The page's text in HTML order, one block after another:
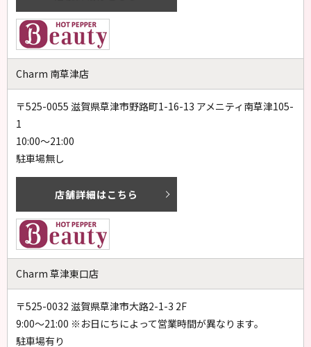
Charm 南草津店
〒525-0055 滋賀県草津市野路町1-16-13 アメニティ南草津105-
1
10:00～21:00
駐車場無し
店舗詳細はこちら
Charm 草津東口店
〒525-0032 滋賀県草津市大路2-1-3 2F
9:00～21:00 ※お日にちによって営業時間が異なります。
駐車場有り